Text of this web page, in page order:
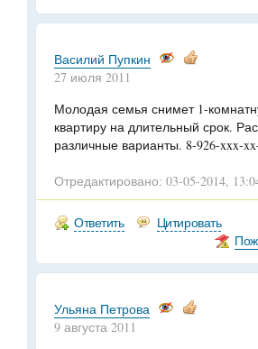
Василий Пупкин
27 июля 2011
Молодая семья снимет 1-
квартиру на длительный срок.
различные варианты. 8-926-xxx-
Отредактировано: 03-05-2014,
Ответить
Цитировать
Ульяна Петрова
9 августа 2011